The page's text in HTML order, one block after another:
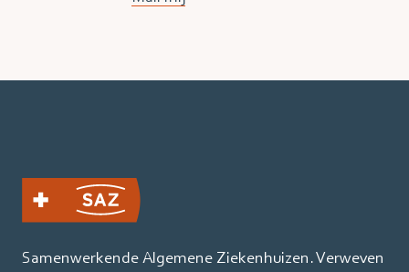
Samenwerkende Algemene Ziekenhuizen. Verweven